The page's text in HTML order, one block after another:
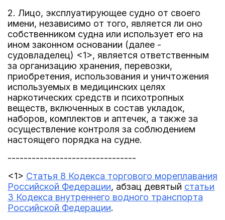
2. Лицо, эксплуатирующее судно от своего
имени, независимо от того, является ли оно
собственником судна или использует его на
ином законном основании (далее -
судовладелец) <1>, является ответственным
за организацию хранения, перевозки,
приобретения, использования и уничтожения
используемых в медицинских целях
наркотических средств и психотропных
веществ, включенных в состав укладок,
наборов, комплектов и аптечек, а также за
осуществление контроля за соблюдением
настоящего порядка на судне.
--------------------------------
<1> Статья 8 Кодекса торгового мореплавания
Российской Федерации, абзац девятый статьи
3 Кодекса внутреннего водного транспорта
Российской Федерации.